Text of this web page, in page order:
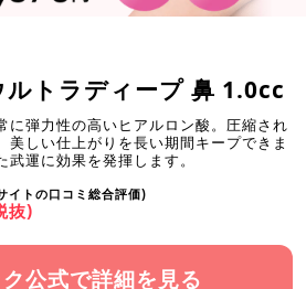
ルトラディープ 鼻 1.0cc
に弾力性の高いヒアルロン酸。圧縮され
美しい仕上がりを長い期間キープできま
運に効果を発揮します。
イトの口コミ総合評価)
抜)
公式で詳細を見る